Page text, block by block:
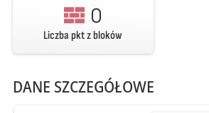
0
Liczba pkt z bloków
DANE SZCZEGÓŁOWE